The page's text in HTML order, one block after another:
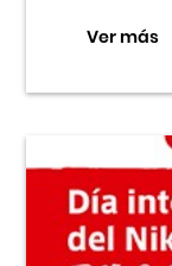
Ver más